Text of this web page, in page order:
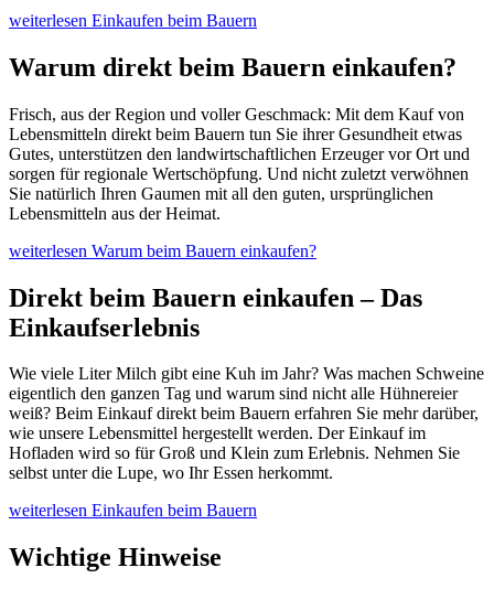
weiterlesen Einkaufen beim Bauern
Warum direkt beim Bauern einkaufen?
Frisch, aus der Region und voller Geschmack: Mit dem Kauf von
Lebensmitteln direkt beim Bauern tun Sie ihrer Gesundheit etwas
Gutes, unterstützen den landwirtschaftlichen Erzeuger vor Ort und
sorgen für regionale Wertschöpfung. Und nicht zuletzt verwöhnen
Sie natürlich Ihren Gaumen mit all den guten, ursprünglichen
Lebensmitteln aus der Heimat.
weiterlesen Warum beim Bauern einkaufen?
Direkt beim Bauern einkaufen – Das
Einkaufserlebnis
Wie viele Liter Milch gibt eine Kuh im Jahr? Was machen Schweine
eigentlich den ganzen Tag und warum sind nicht alle Hühnereier
weiß? Beim Einkauf direkt beim Bauern erfahren Sie mehr darüber,
wie unsere Lebensmittel hergestellt werden. Der Einkauf im
Hofladen wird so für Groß und Klein zum Erlebnis. Nehmen Sie
selbst unter die Lupe, wo Ihr Essen herkommt.
weiterlesen Einkaufen beim Bauern
Wichtige Hinweise